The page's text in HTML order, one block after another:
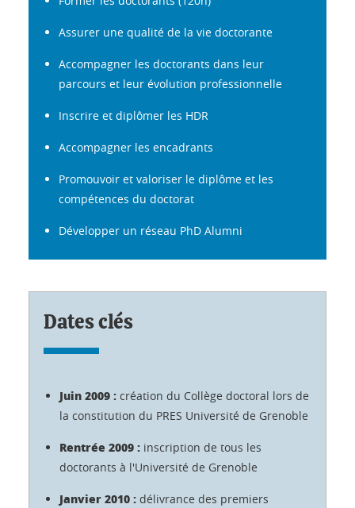
Assurer une qualité de la vie doctorante
Accompagner les doctorants dans leur
parcours et leur évolution professionnelle
Inscrire et diplômer les HDR
Accompagner les encadrants
Promouvoir et valoriser le diplôme et les
compétences du doctorat
Développer un réseau PhD Alumni
Dates clés
Juin 2009 : création du Collège doctoral lors de
la constitution du PRES Université de Grenoble
Rentrée 2009 : inscription de tous les
doctorants à l'Université de Grenoble
Janvier 2010 : délivrance des premiers